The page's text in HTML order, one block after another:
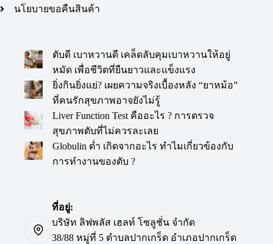
นโยบายขอคืนสินค้า
ตับดี เบาหวานดี เคล็ดลับคุมเบาหวานให้อยู่
หมัด เพื่อชีวิตที่ยืนยาวและแข็งแรง
ยิ่งกินยิ่งแย่? เผยความจริงเบื้องหลัง “ยาหม้อ”
ที่คนรักสุขภาพอาจยังไม่รู้
Liver Function Test คืออะไร ? การตรวจ
สุขภาพตับที่ไม่ควรละเลย
Globulin ต่ำ เกิดจากอะไร ทำไมเกี่ยวข้องกับ
การทำงานของตับ ?
ที่อยู่:
บริษัท ลิฟพลัส เฮลท์ โซลูชั่น จำกัด
38/88 หมู่ที่ 5 ตำบลปากเกร็ด อำเภอปากเกร็ด